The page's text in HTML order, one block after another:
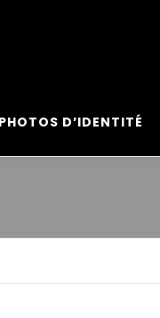
PHOTOS D’IDENTITÉ